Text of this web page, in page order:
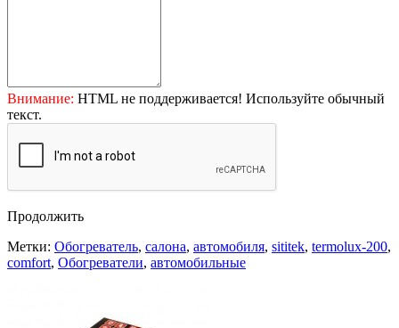
Внимание: HTML не поддерживается! Используйте обычный
текст.
Продолжить
Метки: Обогреватель, салона, автомобиля, sititek, termolux-200,
comfort, Обогреватели, автомобильные